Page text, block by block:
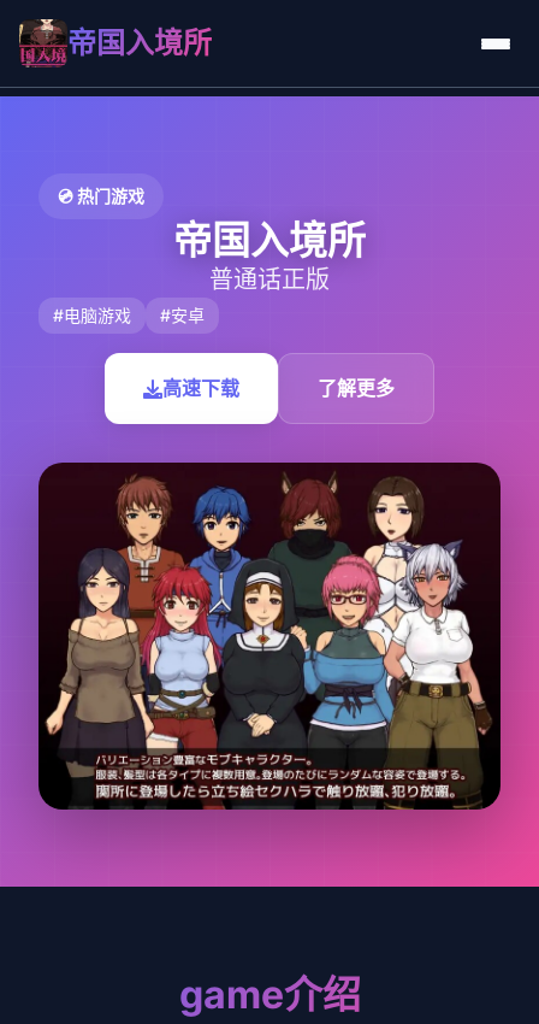
帝国入境所
💿 热门游戏
帝国入境所
普通话正版
#电脑游戏 #安卓
高速下载 了解更多
game介绍